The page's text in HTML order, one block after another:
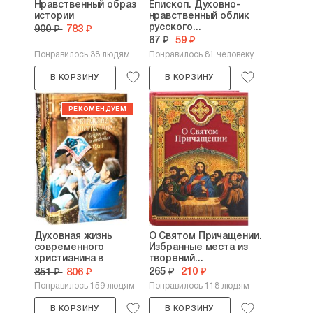
Нравственный образ
истории
900 ₽ 783 ₽
Понравилось 38 людям
В КОРЗИНУ
Епископ. Духовно-
нравственный облик
русского...
67 ₽ 59 ₽
Понравилось 81 человеку
В КОРЗИНУ
Духовная жизнь
современного
христианина в
вопросах и...
851 ₽ 806 ₽
Понравилось 159 людям
В КОРЗИНУ
О Святом Причащении.
Избранные места из
творений...
265 ₽ 210 ₽
Понравилось 118 людям
В КОРЗИНУ